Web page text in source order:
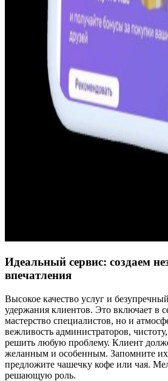
Идеальный сервис: создаем
впечатления
Высокое качество услуг и
удержания клиентов. Это включает в
мастерство специалистов, но и
вежливость администраторов,
решить любую проблему. Клиент
желанным и особенным. Запомните
предложите чашечку кофе или чая.
решающую роль.